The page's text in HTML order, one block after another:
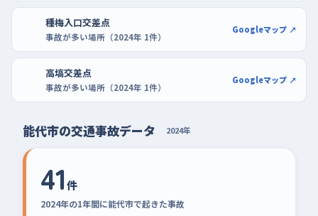
ければ、コメリパワー能代東インター店の駐車場も使える。停め
る、出す、また停めるを一続きでやると、路上での右左折もぐっと
落ち着いてくる。
種梅入口交差点
事故が多い場所（2024年 1件）
Googleマップ ↗
高塙交差点
事故が多い場所（2024年 1件）
Googleマップ ↗
能代市の交通事故データ 2024年
41件
2024年の1年間に能代市で起きた事故